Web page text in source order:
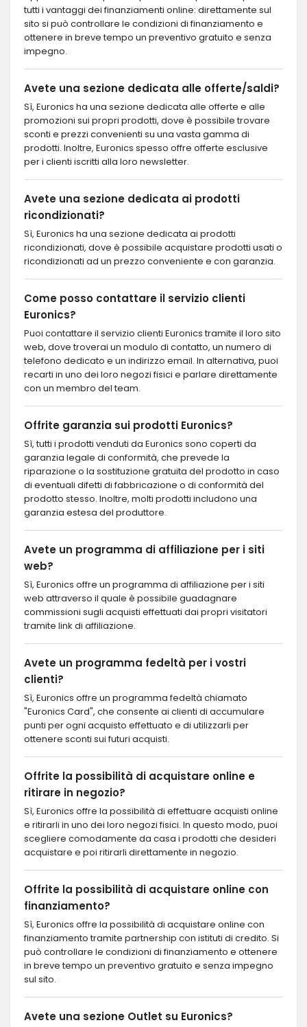
tutti i vantaggi dei finanziamenti online: direttamente sul
sito si può controllare le condizioni di finanziamento e
ottenere in breve tempo un preventivo gratuito e senza
impegno.
Avete una sezione dedicata alle offerte/saldi?
Sì, Euronics ha una sezione dedicata alle offerte e alle
promozioni sui propri prodotti, dove è possibile trovare
sconti e prezzi convenienti su una vasta gamma di
prodotti. Inoltre, Euronics spesso offre offerte esclusive
per i clienti iscritti alla loro newsletter.
Avete una sezione dedicata ai prodotti
ricondizionati?
Sì, Euronics ha una sezione dedicata ai prodotti
ricondizionati, dove è possibile acquistare prodotti usati o
ricondizionati ad un prezzo conveniente e con garanzia.
Come posso contattare il servizio clienti
Euronics?
Puoi contattare il servizio clienti Euronics tramite il loro sito
web, dove troverai un modulo di contatto, un numero di
telefono dedicato e un indirizzo email. In alternativa, puoi
recarti in uno dei loro negozi fisici e parlare direttamente
con un membro del team.
Offrite garanzia sui prodotti Euronics?
Sì, tutti i prodotti venduti da Euronics sono coperti da
garanzia legale di conformità, che prevede la
riparazione o la sostituzione gratuita del prodotto in caso
di eventuali difetti di fabbricazione o di conformità del
prodotto stesso. Inoltre, molti prodotti includono una
garanzia estesa del produttore.
Avete un programma di affiliazione per i siti
web?
Sì, Euronics offre un programma di affiliazione per i siti
web attraverso il quale è possibile guadagnare
commissioni sugli acquisti effettuati dai propri visitatori
tramite link di affiliazione.
Avete un programma fedeltà per i vostri
clienti?
Sì, Euronics offre un programma fedeltà chiamato
"Euronics Card", che consente ai clienti di accumulare
punti per ogni acquisto effettuato e di utilizzarli per
ottenere sconti sui futuri acquisti.
Offrite la possibilità di acquistare online e
ritirare in negozio?
Sì, Euronics offre la possibilità di effettuare acquisti online
e ritirarli in uno dei loro negozi fisici. In questo modo, puoi
scegliere comodamente da casa i prodotti che desideri
acquistare e poi ritirarli direttamente in negozio.
Offrite la possibilità di acquistare online con
finanziamento?
Sì, Euronics offre la possibilità di acquistare online con
finanziamento tramite partnership con istituti di credito. Si
può controllare le condizioni di finanziamento e ottenere
in breve tempo un preventivo gratuito e senza impegno
sul sito.
Avete una sezione Outlet su Euronics?